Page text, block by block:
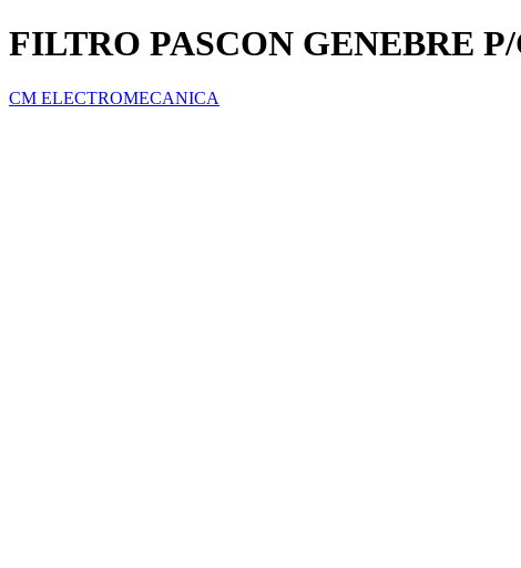
FILTRO PASCON GENEBRE
CM ELECTROMECANICA